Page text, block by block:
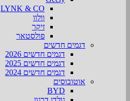
LYNK & CO
וולוו
זיקר
פולסטאר
דגמים חדשים
דגמים חדשים 2026
דגמים חדשים 2025
דגמים חדשים 2024
אוטובוסים
BYD